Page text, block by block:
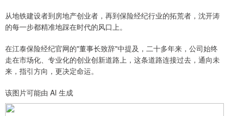
从地铁建设者到房地产创业者，再到保险经纪行业的拓荒者，沈开涛
的每一步都精准地踩在时代的风口上。
在江泰保险经纪官网的"董事长致辞"中提及，二十多年来，公司始终
走在市场化、专业化的创业创新道路上，这条道路连接过去，通向未
来，指引方向，更决定命运。
该图片可能由 AI 生成